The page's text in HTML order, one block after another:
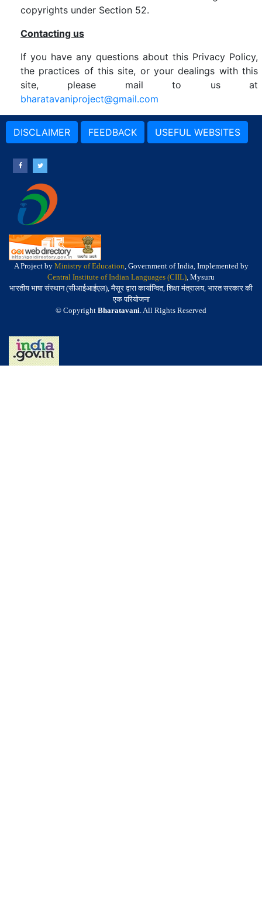
copyrights under Section 52.
Contacting us
If you have any questions about this Privacy Policy,
the practices of this site, or your dealings with this
site, please mail to us at
bharatavaniproject@gmail.com
DISCLAIMER FEEDBACK USEFUL WEBSITES
A Project by Ministry of Education, Government of India, Implemented by
Central Institute of Indian Languages (CIIL), Mysuru
भारतीय भाषा संस्थान (सीआईआईएल), मैसूर द्वारा कार्यान्वित, शिक्षा मंत्रालय, भारत सरकार की
एक परियोजना
© Copyright Bharatavani. All Rights Reserved